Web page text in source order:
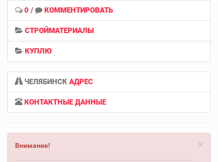
0 / КОММЕНТИРОВАТЬ
СТРОЙМАТЕРИАЛЫ
КУПЛЮ
ЧЕЛЯБИНСК АДРЕС
КОНТАКТНЫЕ ДАННЫЕ
×
Внимание!